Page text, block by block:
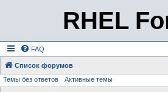
RHEL
FAQ
Список форумов
Темы без ответов Активные темы